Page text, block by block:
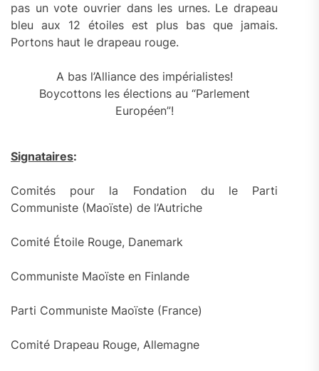
pas un vote ouvrier dans les urnes. Le drapeau
bleu aux 12 étoiles est plus bas que jamais.
Portons haut le drapeau rouge.
A bas l’Alliance des impérialistes!
Boycottons les élections au “Parlement
Européen”!
Signataires:
Comités pour la Fondation du le Parti
Communiste (Maoïste) de l’Autriche
Comité Étoile Rouge, Danemark
Communiste Maoïste en Finlande
Parti Communiste Maoïste (France)
Comité Drapeau Rouge, Allemagne